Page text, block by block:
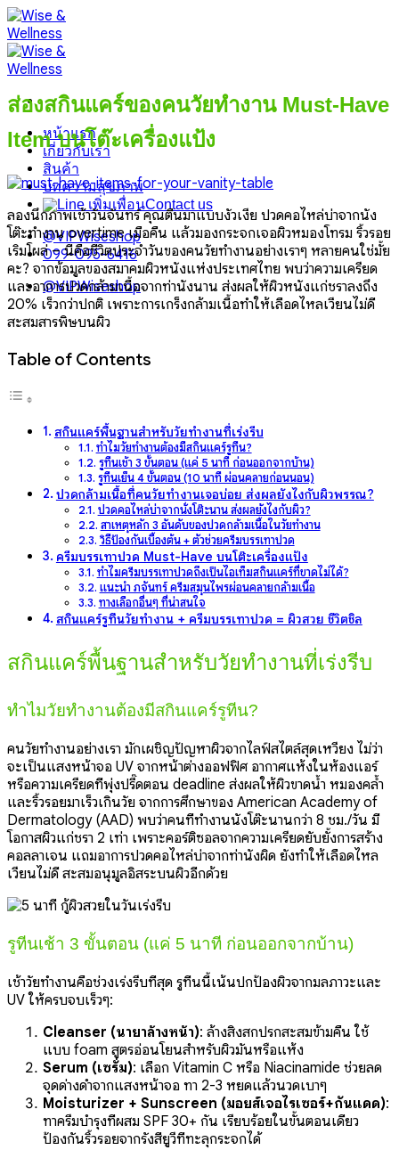
Skip
to
content
หน้าแรก
เกี่ยวกับเรา
สินค้า
บทความสุขภาพ
Contact us
@VIPWiseshop
099-095-6416
@VIPWiseshop
ส่องสกินแคร์ของคนวัยทำงาน Must-Have
Item บนโต๊ะเครื่องแป้ง
ลองนึกภาพเช้าวันจันทร์ คุณตื่นมาแบบงัวเงีย ปวดคอไหล่บ่าจากนั่ง
โต๊ะทำงาน overtime เมื่อคืน แล้วมองกระจกเจอผิวหมองโทรม ริ้วรอย
เริ่มโผล่ – นี่คือชีวิตประจำวันของคนวัยทำงานอย่างเราๆ หลายคนใช่มั้ย
คะ? จากข้อมูลของสมาคมผิวหนังแห่งประเทศไทย พบว่าความเครียด
และอาการปวดกล้ามเนื้อจากท่านั่งนาน ส่งผลให้ผิวหนังแก่ชราลงถึง
20% เร็วกว่าปกติ เพราะการเกร็งกล้ามเนื้อทำให้เลือดไหลเวียนไม่ดี
สะสมสารพิษบนผิว
Table of Contents
สกินแคร์พื้นฐานสำหรับวัยทำงานที่เร่งรีบ
ทำไมวัยทำงานต้องมีสกินแคร์รูทีน?
รูทีนเช้า 3 ขั้นตอน (แค่ 5 นาที ก่อนออกจากบ้าน)
รูทีนเย็น 4 ขั้นตอน (10 นาที ผ่อนคลายก่อนนอน)
ปวดกล้ามเนื้อที่คนวัยทำงานเจอบ่อย ส่งผลยังไงกับผิวพรรณ?
ปวดคอไหล่บ่าจากนั่งโต๊ะนาน ส่งผลยังไงกับผิว?
สาเหตุหลัก 3 อันดับของปวดกล้ามเนื้อในวัยทำงาน
วิธีป้องกันเบื้องต้น + ตัวช่วยครีมบรรเทาปวด
ครีมบรรเทาปวด Must-Have บนโต๊ะเครื่องแป้ง
ทำไมครีมบรรเทาปวดถึงเป็นไอเท็มสกินแคร์ที่ขาดไม่ได้?
แนะนำ ภจันทร์ ครีมสมุนไพรผ่อนคลายกล้ามเนื้อ
ทางเลือกอื่นๆ ที่น่าสนใจ
สกินแคร์รูทีนวัยทำงาน + ครีมบรรเทาปวด = ผิวสวย ชีวิตชิล
สกินแคร์พื้นฐานสำหรับวัยทำงานที่เร่งรีบ
ทำไมวัยทำงานต้องมีสกินแคร์รูทีน?
คนวัยทำงานอย่างเรา มักเผชิญปัญหาผิวจากไลฟ์สไตล์สุดเหวี่ยง ไม่ว่า
จะเป็นแสงหน้าจอ UV จากหน้าต่างออฟฟิศ อากาศแห้งในห้องแอร์
หรือความเครียดที่พุ่งปรี๊ดตอน deadline ส่งผลให้ผิวขาดน้ำ หมองคล้ำ
และริ้วรอยมาเร็วเกินวัย จากการศึกษาของ American Academy of
Dermatology (AAD) พบว่าคนที่ทำงานนั่งโต๊ะนานกว่า 8 ชม./วัน มี
โอกาสผิวแก่ชรา 2 เท่า เพราะคอร์ติซอลจากความเครียดยับยั้งการสร้าง
คอลลาเจน แถมอาการปวดคอไหล่บ่าจากท่านั่งผิด ยังทำให้เลือดไหล
เวียนไม่ดี สะสมอนุมูลอิสระบนผิวอีกด้วย
รูทีนเช้า 3 ขั้นตอน (แค่ 5 นาที ก่อนออกจากบ้าน)
เช้าวัยทำงานคือช่วงเร่งรีบที่สุด รูทีนนี้เน้นปกป้องผิวจากมลภาวะและ
UV ให้ครบจบเร็วๆ:
Cleanser (น้ำยาล้างหน้า): ล้างสิ่งสกปรกสะสมข้ามคืน ใช้
แบบ foam สูตรอ่อนโยนสำหรับผิวมันหรือแห้ง
Serum (เซรั่ม): เลือก Vitamin C หรือ Niacinamide ช่วยลด
จุดด่างดำจากแสงหน้าจอ ทา 2-3 หยดแล้วนวดเบาๆ
Moisturizer + Sunscreen (มอยส์เจอไรเซอร์+กันแดด):
ทาครีมบำรุงที่ผสม SPF 30+ กัน เรียบร้อยในขั้นตอนเดียว
ป้องกันริ้วรอยจากรังสียูวีที่ทะลุกระจกได้